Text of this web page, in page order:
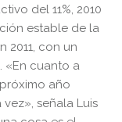
del 11%, 2010
estable de la
2011, con un
«En cuanto a
año
señala Luis